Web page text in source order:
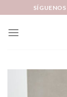
content